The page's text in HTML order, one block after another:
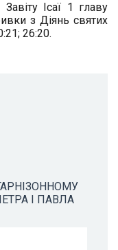
Ісаї 1 главу
з Діянь святих
26:20.
І ПАВЛА